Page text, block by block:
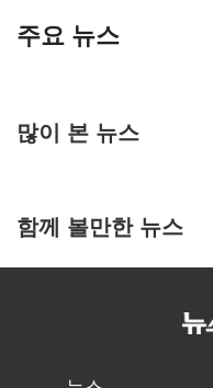
주요 뉴스
많이 본 뉴스
함께 볼만한 뉴스